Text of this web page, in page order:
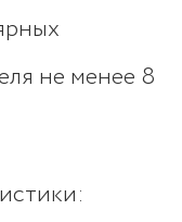
не менее 8